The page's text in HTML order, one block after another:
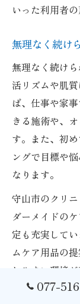
いった利用者の
無理なく続け
無理なく続け
活リズムや肌
ば、仕事や家
きる施術や、
す。また、初
ングで目標や
なります。
守山市のクリ
ダーメイドの
定も充実して
ムケア用品の
しやすい環境
たが、定期的
077-